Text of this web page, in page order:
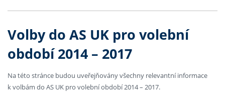
Volby do AS UK pro volební
období 2014 – 2017
Na této stránce budou uveřejňovány všechny relevantní informace
k volbám do AS UK pro volební období 2014 – 2017.